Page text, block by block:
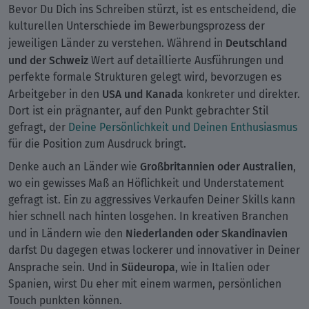
Bevor Du Dich ins Schreiben stürzt, ist es entscheidend, die
kulturellen Unterschiede im Bewerbungsprozess der
jeweiligen Länder zu verstehen. Während in Deutschland
und der SchweizWert auf detaillierte Ausführungen und
perfekte formale Strukturen gelegt wird, bevorzugen es
Arbeitgeber in den USA und Kanada konkreter und direkter.
Dort ist ein prägnanter, auf den Punkt gebrachter Stil
gefragt, der Deine Persönlichkeit und Deinen Enthusiasmus
für die Position zum Ausdruck bringt.
Denke auch an Länder wie Großbritannien oder Australien,
wo ein gewisses Maß an Höflichkeit und Understatement
gefragt ist. Ein zu aggressives Verkaufen Deiner Skills kann
hier schnell nach hinten losgehen. In kreativen Branchen
und in Ländern wie den Niederlanden oder Skandinavien
darfst Du dagegen etwas lockerer und innovativer in Deiner
Ansprache sein. Und in Südeuropa, wie in Italien oder
Spanien, wirst Du eher mit einem warmen, persönlichen
Touch punkten können.